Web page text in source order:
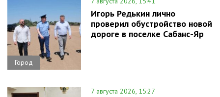
Город
Игорь Редькин лично
проверил обустройство новой
дороге в поселке Сабанс-Яр
7 августа 2026, 15:27